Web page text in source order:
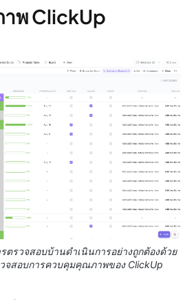
พ ClickUp
ตรวจสอบบ้านดำเนินการอย่างถูกต้องด้วย
จสอบการควบคุมคุณภาพของ ClickUp